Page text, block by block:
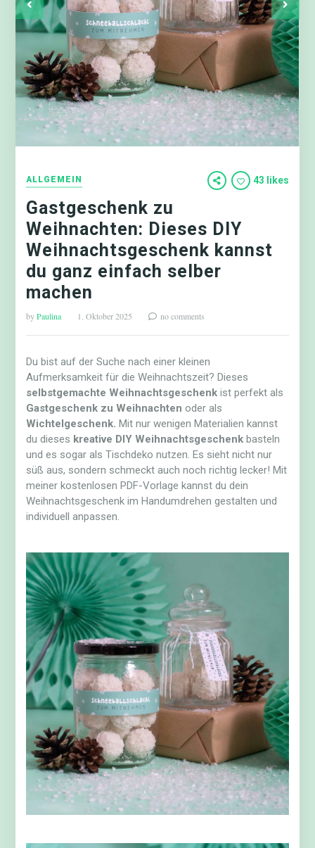
ALLGEMEIN 43 likes
Gastgeschenk zu
Weihnachten: Dieses DIY
Weihnachtsgeschenk kannst
du ganz einfach selber
machen
byPaulina 1. Oktober 2025 no comments
Du bist auf der Suche nach einer kleinen
Aufmerksamkeit für die Weihnachtszeit? Dieses
selbstgemachte Weihnachtsgeschenk ist perfekt als
Gastgeschenk zu Weihnachten oder als
Wichtelgeschenk. Mit nur wenigen Materialien kannst
du dieses kreative DIY Weihnachtsgeschenk basteln
und es sogar als Tischdeko nutzen. Es sieht nicht nur
süß aus, sondern schmeckt auch noch richtig lecker! Mit
meiner kostenlosen PDF-Vorlage kannst du dein
Weihnachtsgeschenk im Handumdrehen gestalten und
individuell anpassen.